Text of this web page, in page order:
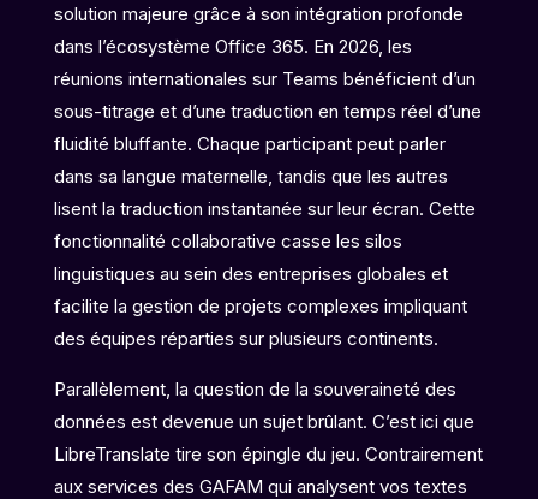
solution majeure grâce à son intégration profonde
dans l’écosystème Office 365. En 2026, les
réunions internationales sur Teams bénéficient d’un
sous-titrage et d’une traduction en temps réel d’une
fluidité bluffante. Chaque participant peut parler
dans sa langue maternelle, tandis que les autres
lisent la traduction instantanée sur leur écran. Cette
fonctionnalité collaborative casse les silos
linguistiques au sein des entreprises globales et
facilite la gestion de projets complexes impliquant
des équipes réparties sur plusieurs continents.
Parallèlement, la question de la souveraineté des
données est devenue un sujet brûlant. C’est ici que
LibreTranslate tire son épingle du jeu. Contrairement
aux services des GAFAM qui analysent vos textes